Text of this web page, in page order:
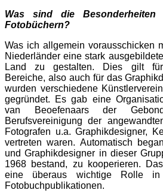
Was sind die Besonderheiten
Fotobüchern?
Was ich allgemein vorausschicken
Niederländer eine stark
Land zu gestalten. Dies gilt für
Bereiche, also auch für das
wurden verschiedene
gegründet. Es gab eine
van Beoefenaars der
Berufsvereinigung der
Fotografen u.a. Graphikdesigner,
vertreten waren. Automatisch
und Graphikdesigner in dieser
1968 bestand, zu kooperieren.
eine überaus wichtige Rolle
Fotobuchpublikationen.